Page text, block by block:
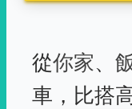
從你家、
車， 比搭